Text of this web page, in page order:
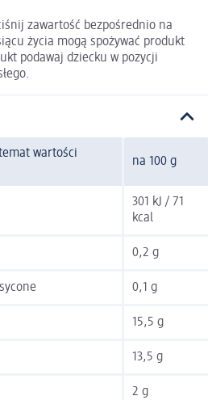
zawartość bezpośrednio na
życia mogą spożywać produkt
podawaj dziecku w pozycji
wartości
na 100 g
301 kJ / 71
kcal
0,2 g
0,1 g
15,5 g
13,5 g
2 g